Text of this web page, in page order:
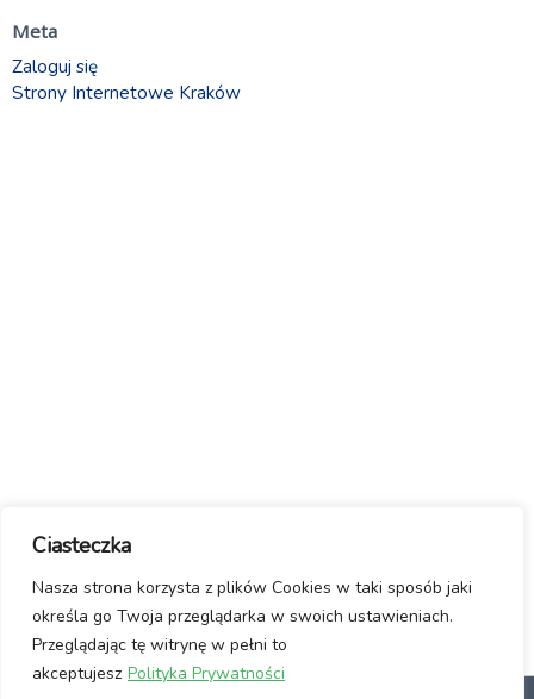
Ciasteczka
Nasza strona korzysta z plików Cookies w taki sposób jaki
określa go Twoja przeglądarka w swoich ustawieniach.
Przeglądając tę witrynę w pełni to
akceptujesz Polityka Prywatności
Meta
Zaloguj się
Strony Internetowe Kraków